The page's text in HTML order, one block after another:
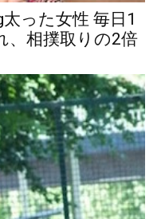
った女性 毎日1
、相撲取りの2倍